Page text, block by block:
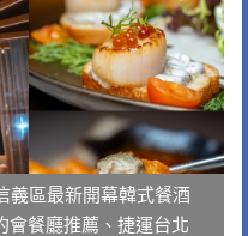
義區最新開幕韓式餐酒
會餐廳推薦、捷運台北